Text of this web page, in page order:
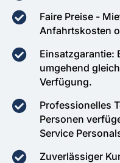
Faire Preise -
Anfahrtskosten
Einsatzgarantie:
umgehend
Verfügung.
Professionelles
Personen
Service
Zuverlässiger